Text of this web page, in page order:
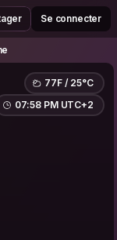
BayonneSe connecter
77F / 25°C
07:58 PM UTC+2